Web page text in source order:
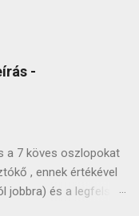
-
a 7 köves oszlopokat
, ennek értékével
és a legfelső